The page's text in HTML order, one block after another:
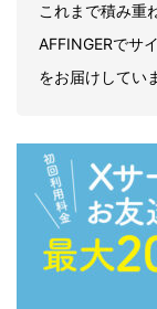
これまで積み重
AFFINGERでサ
をお届けしてい